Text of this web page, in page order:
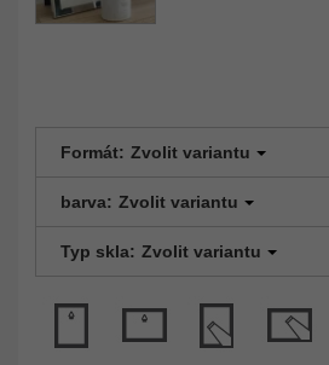
Formát: Zvolit variantu
barva: Zvolit variantu
Typ skla: Zvolit variantu